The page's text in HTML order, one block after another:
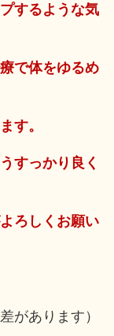
するような気
で体をゆるめ
す。
すっかり良く
ろしくお願い
があります）